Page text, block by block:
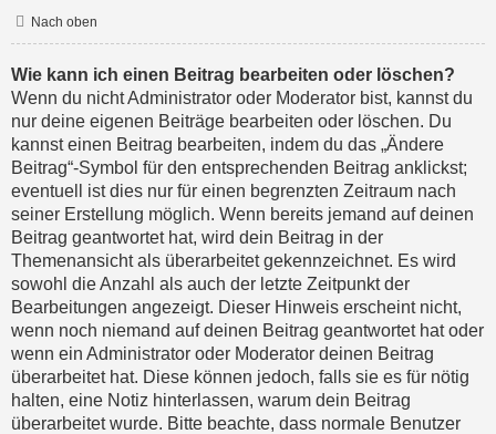
Nach oben
Wie kann ich einen Beitrag bearbeiten oder löschen?
Wenn du nicht Administrator oder Moderator bist, kannst du
nur deine eigenen Beiträge bearbeiten oder löschen. Du
kannst einen Beitrag bearbeiten, indem du das „Ändere
Beitrag“-Symbol für den entsprechenden Beitrag anklickst;
eventuell ist dies nur für einen begrenzten Zeitraum nach
seiner Erstellung möglich. Wenn bereits jemand auf deinen
Beitrag geantwortet hat, wird dein Beitrag in der
Themenansicht als überarbeitet gekennzeichnet. Es wird
sowohl die Anzahl als auch der letzte Zeitpunkt der
Bearbeitungen angezeigt. Dieser Hinweis erscheint nicht,
wenn noch niemand auf deinen Beitrag geantwortet hat oder
wenn ein Administrator oder Moderator deinen Beitrag
überarbeitet hat. Diese können jedoch, falls sie es für nötig
halten, eine Notiz hinterlassen, warum dein Beitrag
überarbeitet wurde. Bitte beachte, dass normale Benutzer